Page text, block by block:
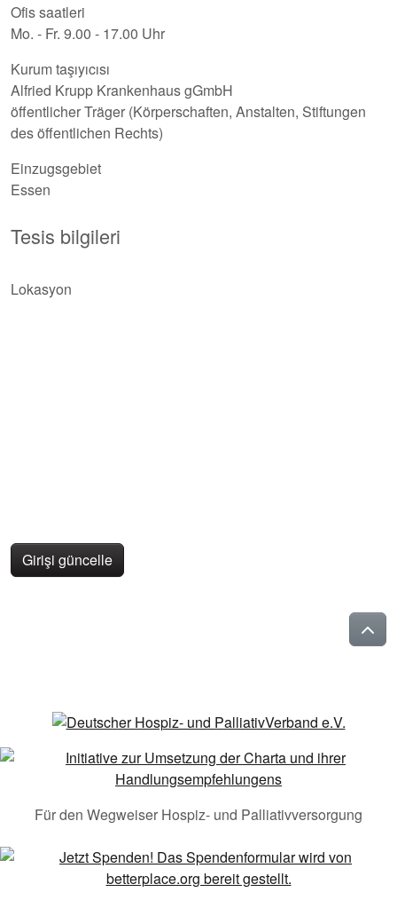
Ofis saatleri
Mo. - Fr. 9.00 - 17.00 Uhr
Kurum taşıyıcısı
Alfried Krupp Krankenhaus gGmbH
öffentlicher Träger (Körperschaften, Anstalten, Stiftungen
des öffentlichen Rechts)
Einzugsgebiet
Essen
Tesis bilgileri
Lokasyon
Girişi güncelle
Für den Wegweiser Hospiz- und Palliativversorgung